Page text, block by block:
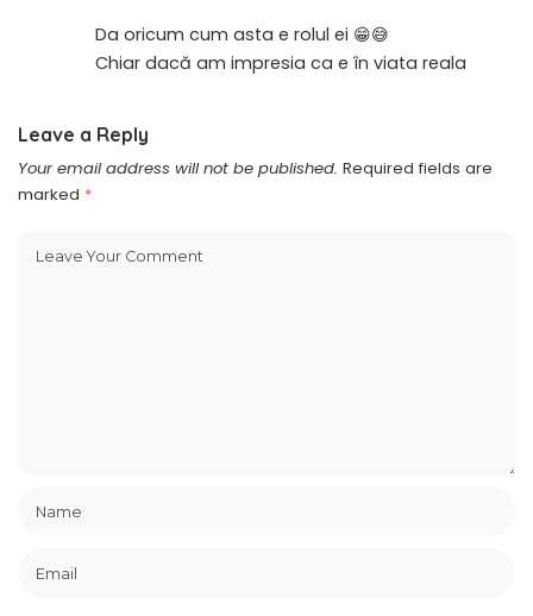
Da oricum cum asta e rolul ei 😁😅
Chiar dacă am impresia ca e în viata reala
Leave a Reply
Your email address will not be published. Required fields are
marked *